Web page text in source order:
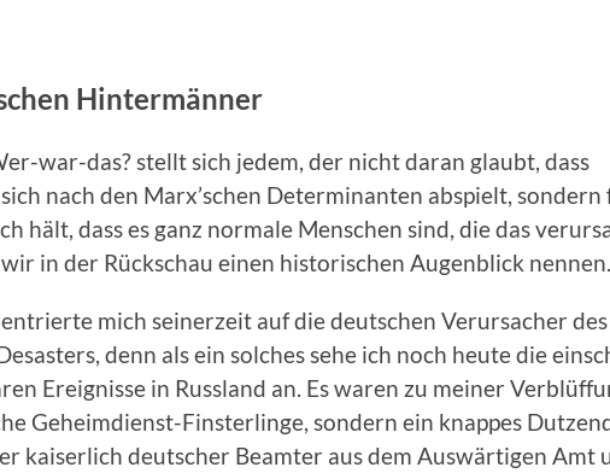
Hintermänner
war-das? stellt sich jedem, der nicht daran glaubt, dass
nach den Marx’schen Determinanten abspielt, sondern
hält, dass es ganz normale Menschen sind, die das
in der Rückschau einen historischen Augenblick nennen.
mich seinerzeit auf die deutschen Verursacher des
denn als ein solches sehe ich noch heute die
Ereignisse in Russland an. Es waren zu meiner
Geheimdienst-Finsterlinge, sondern ein knappes
kaiserlich deutscher Beamter aus dem Auswärtigen Amt